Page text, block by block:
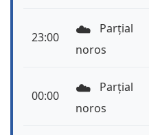
23:00 ☁️
Parțial
noros
00:00 ☁️
Parțial
noros